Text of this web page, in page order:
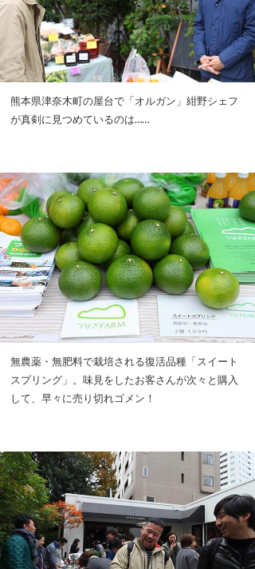
熊本県津奈木町の屋台で「オルガン」紺野シェフ
が真剣に見つめているのは……
無農薬・無肥料で栽培される復活品種「スイート
スプリング」。味見をしたお客さんが次々と購入
して、早々に売り切れゴメン！